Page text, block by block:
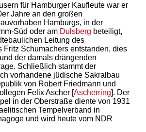
für Hamburger Kaufleute war er
Jahre an den großen
Hamburgs, in der
Süd oder am Dulsberg beteiligt,
Leitung des
Fritz Schumachers entstanden, dies
der damals drängenden
Schließlich stammt der
vorhandene jüdische Sakralbau
von Robert Friedmann und
Felix Ascher [Ascherring]. Der
in der Oberstraße diente von 1931
Tempelverband in
und wird heute vom NDR